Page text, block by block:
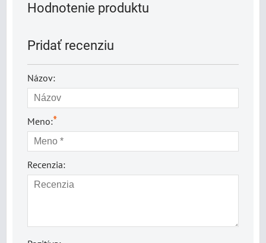
Hodnotenie produktu
Pridať recenziu
Názov:
Meno:*
Recenzia: